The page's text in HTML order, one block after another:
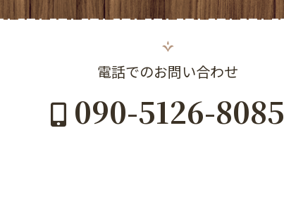
電話でのお問い合わせ
090-5126-8085